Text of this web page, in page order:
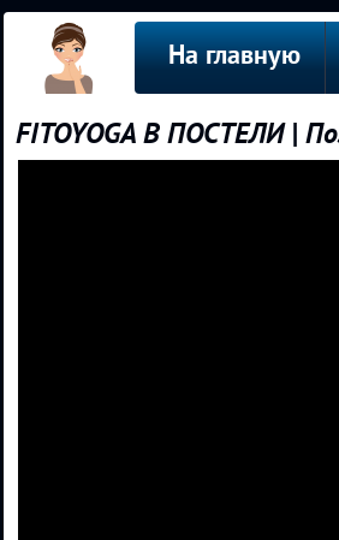
На главную
FITOYOGA В ПОСТЕЛИ |